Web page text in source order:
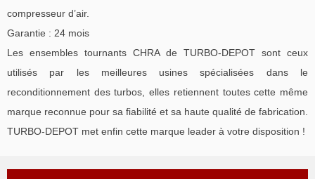
compresseur d’air.
Garantie : 24 mois
Les ensembles tournants CHRA de TURBO-DEPOT sont ceux
utilisés par les meilleures usines spécialisées dans le
reconditionnement des turbos, elles retiennent toutes cette même
marque reconnue pour sa fiabilité et sa haute qualité de fabrication.
TURBO-DEPOT met enfin cette marque leader à votre disposition !